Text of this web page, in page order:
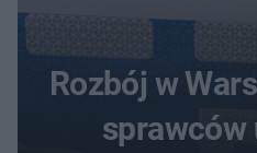
Rozbój w
sprawców